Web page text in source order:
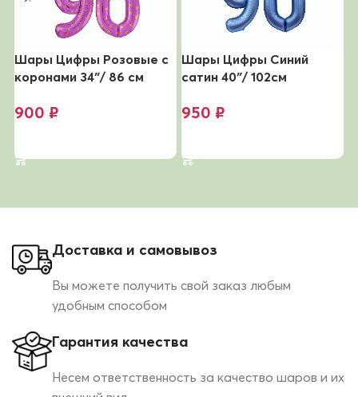
Шары Цифры Розовые с
коронами 34″/ 86 см
900 ₽
Шары Цифры Синий
сатин 40″/ 102см
950 ₽
Доставка и самовывоз
Вы можете получить свой заказ любым
удобным способом
Гарантия качества
Несем ответственность за качество шаров и их